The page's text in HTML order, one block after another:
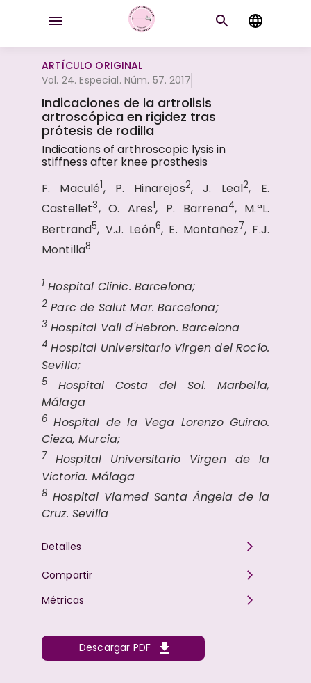
ARTÍCULO ORIGINAL
Vol. 24. Especial. Núm. 57. 2017
Indicaciones de la artrolisis
artroscópica en rigidez tras
prótesis de rodilla
Indications of arthroscopic lysis in
stiffness after knee prosthesis
F. Maculé1, P. Hinarejos2, J. Leal2, E.
Castellet3, O. Ares1, P. Barrena4, M.ªL.
Bertrand5, V.J. León6, E. Montañez7, F.J.
Montilla8
1 Hospital Clínic. Barcelona;
2 Parc de Salut Mar. Barcelona;
3 Hospital Vall d'Hebron. Barcelona
4 Hospital Universitario Virgen del Rocío.
Sevilla;
5
Hospital Costa del Sol. Marbella,
Málaga
6 Hospital de la Vega Lorenzo Guirao.
Cieza, Murcia;
7
Hospital Universitario Virgen de la
Victoria. Málaga
8 Hospital Viamed Santa Ángela de la
Cruz. Sevilla
Detalles
Descargar PDF
Métricas
Compartir